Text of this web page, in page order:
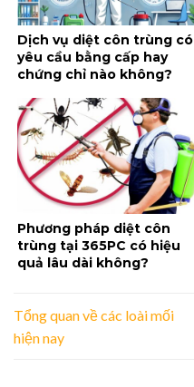
Dịch vụ diệt côn trùng có
yêu cầu bằng cấp hay
chứng chỉ nào không?
Phương pháp diệt côn
trùng tại 365PC có hiệu
quả lâu dài không?
Tổng quan về các loài mối
hiện nay